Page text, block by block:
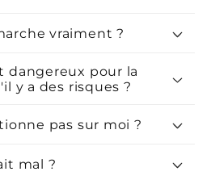
vraiment ?
dangereux pour la
y a des risques ?
pas sur moi ?
mal ?